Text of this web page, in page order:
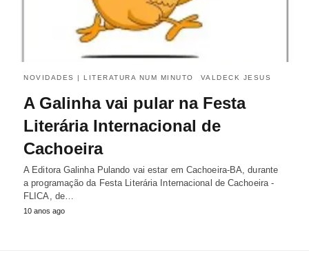
NOVIDADES | LITERATURA NUM MINUTO VALDECK JESUS
A Galinha vai pular na Festa
Literária Internacional de
Cachoeira
A Editora Galinha Pulando vai estar em Cachoeira-BA, durante
a programação da Festa Literária Internacional de Cachoeira -
FLICA, de…
10 anos ago